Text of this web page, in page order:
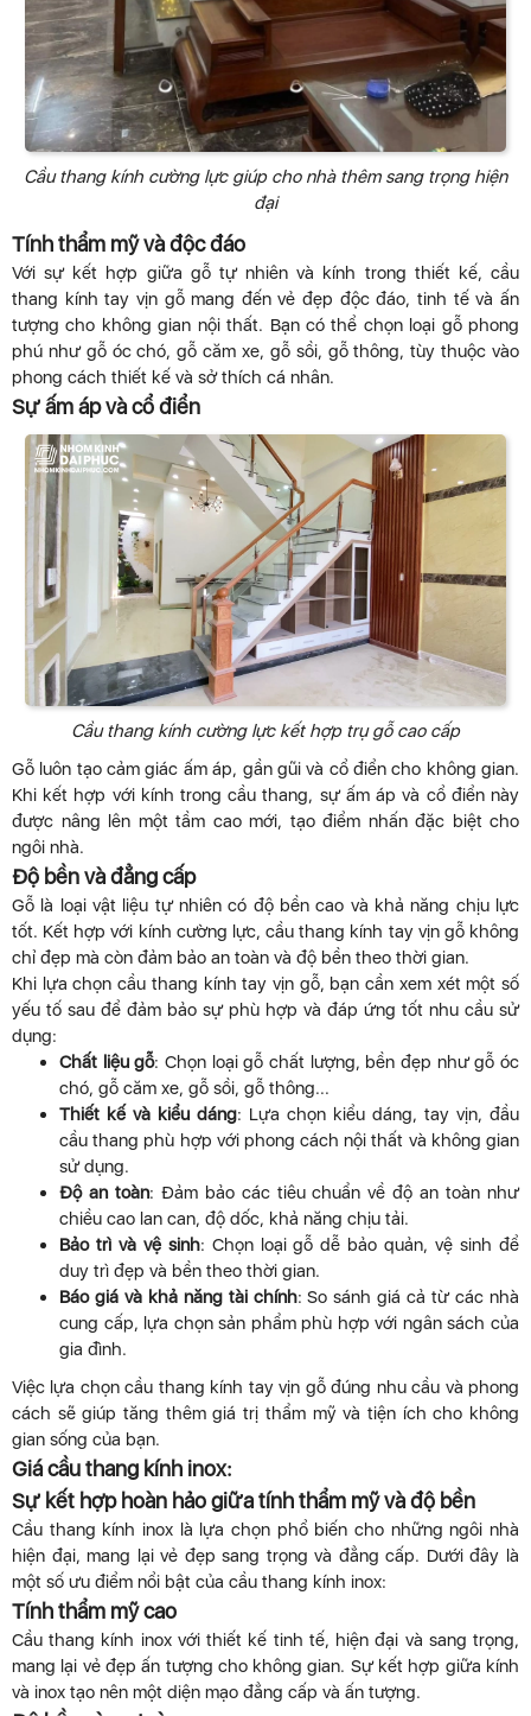
Cầu thang kính cường lực giúp cho nhà thêm sang trọng hiện
đại
Tính thẩm mỹ và độc đáo
Với sự kết hợp giữa gỗ tự nhiên và kính trong thiết kế, cầu
thang kính tay vịn gỗ mang đến vẻ đẹp độc đáo, tinh tế và ấn
tượng cho không gian nội thất. Bạn có thể chọn loại gỗ phong
phú như gỗ óc chó, gỗ căm xe, gỗ sồi, gỗ thông, tùy thuộc vào
phong cách thiết kế và sở thích cá nhân.
Sự ấm áp và cổ điển
Cầu thang kính cường lực kết hợp trụ gỗ cao cấp
Gỗ luôn tạo cảm giác ấm áp, gần gũi và cổ điển cho không gian.
Khi kết hợp với kính trong cầu thang, sự ấm áp và cổ điển này
được nâng lên một tầm cao mới, tạo điểm nhấn đặc biệt cho
ngôi nhà.
Độ bền và đẳng cấp
Gỗ là loại vật liệu tự nhiên có độ bền cao và khả năng chịu lực
tốt. Kết hợp với kính cường lực, cầu thang kính tay vịn gỗ không
chỉ đẹp mà còn đảm bảo an toàn và độ bền theo thời gian.
Khi lựa chọn cầu thang kính tay vịn gỗ, bạn cần xem xét một số
yếu tố sau để đảm bảo sự phù hợp và đáp ứng tốt nhu cầu sử
dụng:
Chất liệu gỗ: Chọn loại gỗ chất lượng, bền đẹp như gỗ óc
chó, gỗ căm xe, gỗ sồi, gỗ thông...
Thiết kế và kiểu dáng: Lựa chọn kiểu dáng, tay vịn, đầu
cầu thang phù hợp với phong cách nội thất và không gian
sử dụng.
Độ an toàn: Đảm bảo các tiêu chuẩn về độ an toàn như
chiều cao lan can, độ dốc, khả năng chịu tải.
Bảo trì và vệ sinh: Chọn loại gỗ dễ bảo quản, vệ sinh để
duy trì đẹp và bền theo thời gian.
Báo giá và khả năng tài chính: So sánh giá cả từ các nhà
cung cấp, lựa chọn sản phẩm phù hợp với ngân sách của
gia đình.
Việc lựa chọn cầu thang kính tay vịn gỗ đúng nhu cầu và phong
cách sẽ giúp tăng thêm giá trị thẩm mỹ và tiện ích cho không
gian sống của bạn.
Giá cầu thang kính inox:
Sự kết hợp hoàn hảo giữa tính thẩm mỹ và độ bền
Cầu thang kính inox là lựa chọn phổ biến cho những ngôi nhà
hiện đại, mang lại vẻ đẹp sang trọng và đẳng cấp. Dưới đây là
một số ưu điểm nổi bật của cầu thang kính inox:
Tính thẩm mỹ cao
Cầu thang kính inox với thiết kế tinh tế, hiện đại và sang trọng,
mang lại vẻ đẹp ấn tượng cho không gian. Sự kết hợp giữa kính
và inox tạo nên một diện mạo đẳng cấp và ấn tượng.